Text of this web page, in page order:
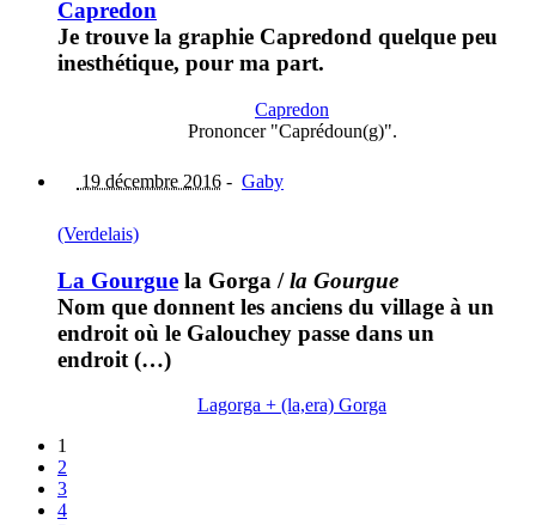
Capredon
Je trouve la graphie Capredond quelque peu
inesthétique, pour ma part.
Capredon
Prononcer "Caprédoun(g)".
19 décembre 2016 - Gaby
(Verdelais)
La Gourgue la Gorga /la Gourgue
Nom que donnent les anciens du village à un
endroit où le Galouchey passe dans un
endroit (…)
Lagorga + (la,era) Gorga
1
2
3
4